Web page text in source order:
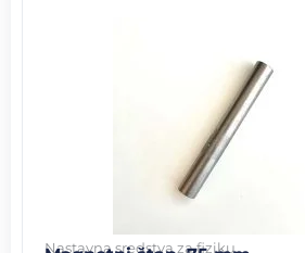
Nastavna sredstva za fiziku